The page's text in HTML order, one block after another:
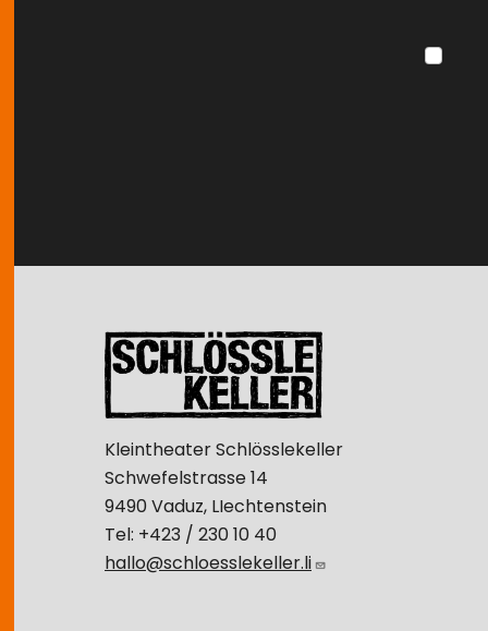
Image
Kleintheater Schlösslekeller
Schwefelstrasse 14
9490 Vaduz, LIechtenstein
Tel: +423 / 230 10 40
hallo@schloesslekeller.li